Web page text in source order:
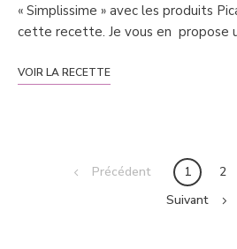
« Simplissime » avec les produits
cette recette. Je vous en propose
VOIR LA RECETTE
Précédent 1 2
Suivant